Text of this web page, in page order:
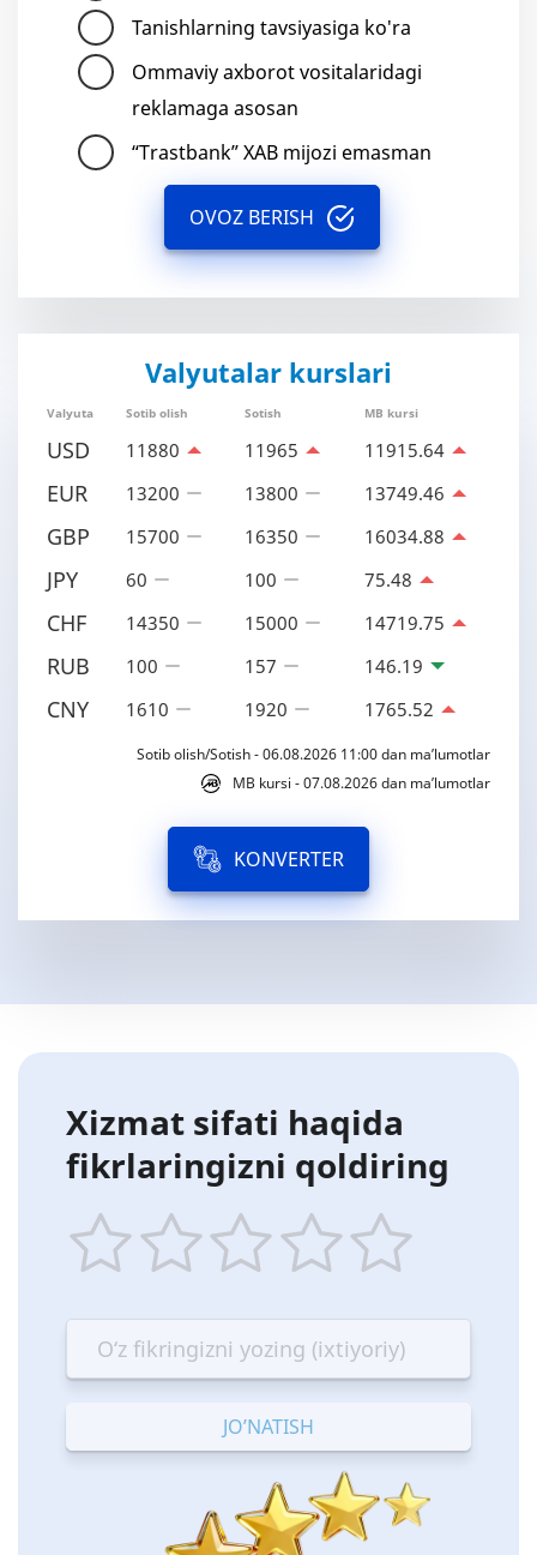
Tanishlarning tavsiyasiga ko'ra
Ommaviy axborot vositalaridagi
reklamaga asosan
“Trastbank” XAB mijozi emasman
OVOZ BERISH
Valyutalar kurslari
Valyuta Sotib olish Sotish MB kursi
USD 11880 11965 11915.64
EUR 13200 13800 13749.46
GBP 15700 16350 16034.88
JPY 60 100 75.48
CHF 14350 15000 14719.75
RUB 100 157 146.19
CNY 1610 1920 1765.52
Sotib olish/Sotish - 06.08.2026 11:00 dan ma’lumotlar
MB kursi - 07.08.2026 dan ma’lumotlar
KONVERTER
Xizmat sifati haqida
fikrlaringizni qoldiring
star
Terrible
stars
—
Bad
stars
—
OK
stars
—
Good
stars
—
Excellent